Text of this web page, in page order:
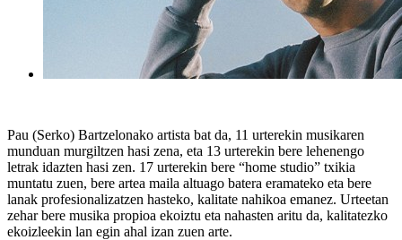
Pau (Serko) Bartzelonako artista bat da, 11 urterekin musikaren
munduan murgiltzen hasi zena, eta 13 urterekin bere lehenengo
letrak idazten hasi zen. 17 urterekin bere “home studio” txikia
muntatu zuen, bere artea maila altuago batera eramateko eta bere
lanak profesionalizatzen hasteko, kalitate nahikoa emanez. Urteetan
zehar bere musika propioa ekoiztu eta nahasten aritu da, kalitatezko
ekoizleekin lan egin ahal izan zuen arte.